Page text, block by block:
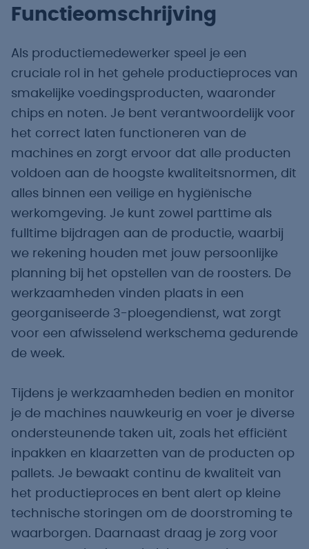
Functieomschrijving
Als productiemedewerker speel je een
cruciale rol in het gehele productieproces van
smakelijke voedingsproducten, waaronder
chips en noten. Je bent verantwoordelijk voor
het correct laten functioneren van de
machines en zorgt ervoor dat alle producten
voldoen aan de hoogste kwaliteitsnormen, dit
alles binnen een veilige en hygiënische
werkomgeving. Je kunt zowel parttime als
fulltime bijdragen aan de productie, waarbij
we rekening houden met jouw persoonlijke
planning bij het opstellen van de roosters. De
werkzaamheden vinden plaats in een
georganiseerde 3-ploegendienst, wat zorgt
voor een afwisselend werkschema gedurende
de week.
Tijdens je werkzaamheden bedien en monitor
je de machines nauwkeurig en voer je diverse
ondersteunende taken uit, zoals het efficiënt
inpakken en klaarzetten van de producten op
pallets. Je bewaakt continu de kwaliteit van
het productieproces en bent alert op kleine
technische storingen om de doorstroming te
waarborgen. Daarnaast draag je zorg voor